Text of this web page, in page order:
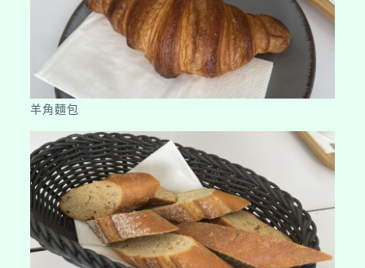
羊角麵包